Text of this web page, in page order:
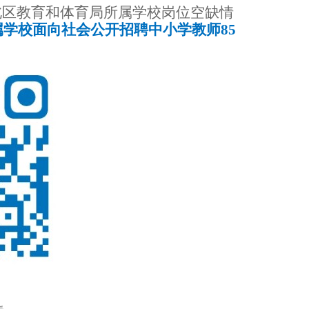
教育和体育局所属学校岗位空缺情
校面向社会公开招聘中小学教师85